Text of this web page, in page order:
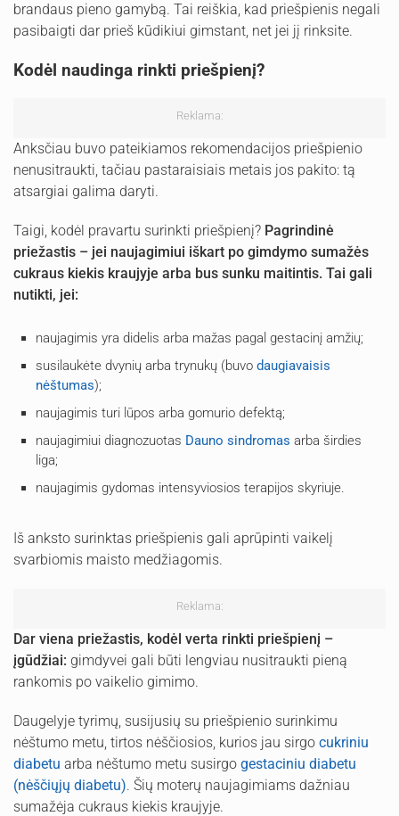
brandaus pieno gamybą. Tai reiškia, kad priešpienis negali
pasibaigti dar prieš kūdikiui gimstant, net jei jį rinksite.
Kodėl naudinga rinkti priešpienį?
Reklama:
Anksčiau buvo pateikiamos rekomendacijos priešpienio
nenusitraukti, tačiau pastaraisiais metais jos pakito: tą
atsargiai galima daryti.
Taigi, kodėl pravartu surinkti priešpienį? Pagrindinė
priežastis – jei naujagimiui iškart po gimdymo sumažės
cukraus kiekis kraujyje arba bus sunku maitintis. Tai gali
nutikti, jei:
naujagimis yra didelis arba mažas pagal gestacinį amžių;
susilaukėte dvynių arba trynukų (buvo daugiavaisis
nėštumas);
naujagimis turi lūpos arba gomurio defektą;
naujagimiui diagnozuotas Dauno sindromas arba širdies
liga;
naujagimis gydomas intensyviosios terapijos skyriuje.
Iš anksto surinktas priešpienis gali aprūpinti vaikelį
svarbiomis maisto medžiagomis.
Reklama:
Dar viena priežastis, kodėl verta rinkti priešpienį –
įgūdžiai: gimdyvei gali būti lengviau nusitraukti pieną
rankomis po vaikelio gimimo.
Daugelyje tyrimų, susijusių su priešpienio surinkimu
nėštumo metu, tirtos nėščiosios, kurios jau sirgo cukriniu
diabetu arba nėštumo metu susirgo gestaciniu diabetu
(nėščiųjų diabetu). Šių moterų naujagimiams dažniau
sumažėja cukraus kiekis kraujyje.